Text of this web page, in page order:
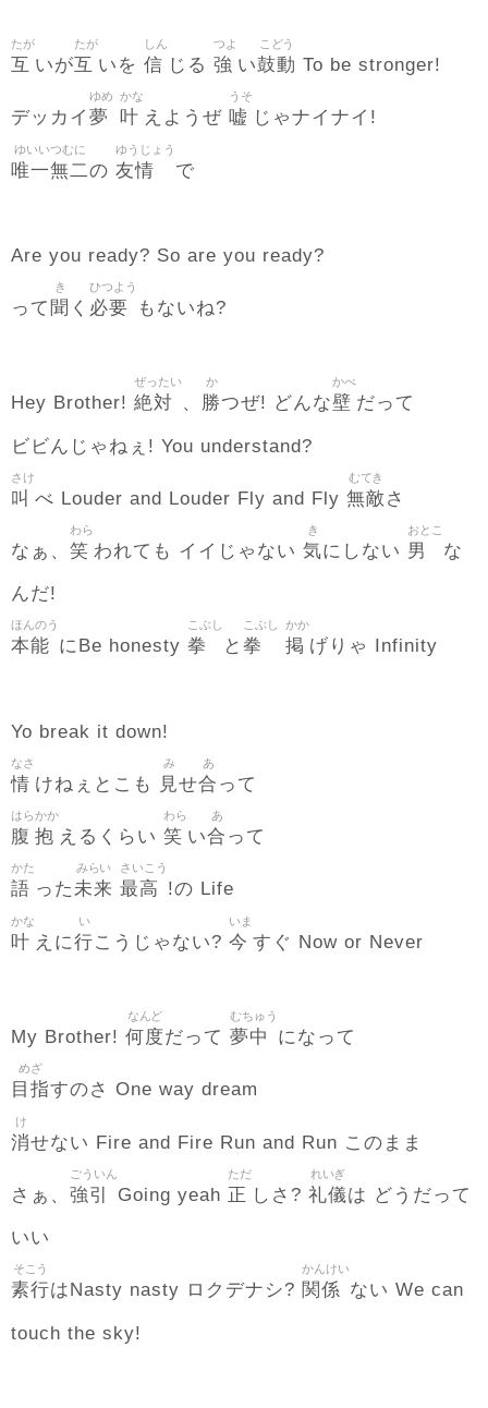
互
たが
いが互
たが
いを 信
しん
じる 強
つよ
い鼓動
こどう
To be stronger!
デッカイ 夢
ゆめ
叶
かな
えようぜ 嘘
うそ
じゃナイナイ!
唯一無二
ゆいいつむに
の 友情
ゆうじょう
で
Are you ready? So are you ready?
って 聞
き
く 必要
ひつよう
もないね?
Hey Brother! 絶対
ぜったい
、 勝
か
つぜ! どんな壁
かべ
だって
ビビんじゃねぇ! You understand?
叫
さけ
べ Louder and Louder Fly and Fly 無敵
むてき
さ
なぁ、 笑
わら
われても イイじゃない 気
き
にしない 男
おとこ
な
んだ!
本能
ほんのう
にBe honesty 拳
こぶし
と 拳
こぶし
掲
かか
げりゃ Infinity
Yo break it down!
情
なさ
けねぇとこも 見
み
せ合
あ
って
腹
はら
抱
かか
えるくらい 笑
わら
い合
あ
って
語
かた
った未来
みらい
最高
さいこう
!の Life
叶
かな
えに行
い
こうじゃない? 今
いま
すぐ Now or Never
My Brother! 何度
なんど
だって 夢中
むちゅう
になって
目指
めざ
すのさ One way dream
消
け
せない Fire and Fire Run and Run このまま
さぁ、 強引
ごういん
Going yeah 正
ただ
しさ? 礼儀
れいぎ
は どうだって
いい
素行
そこう
はNasty nasty ロクデナシ? 関係
かんけい
ない We can
touch the sky!